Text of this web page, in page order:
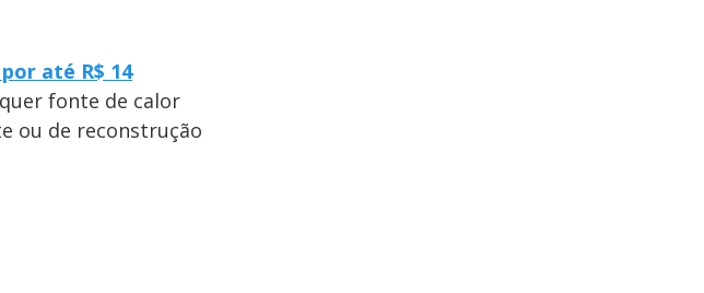
até R$ 14
fonte de calor
ou de reconstrução